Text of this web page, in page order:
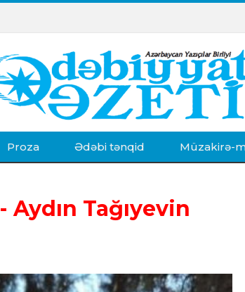
Proza Ədəbi tənqid Müzakirə-
- Aydın Tağıyevin